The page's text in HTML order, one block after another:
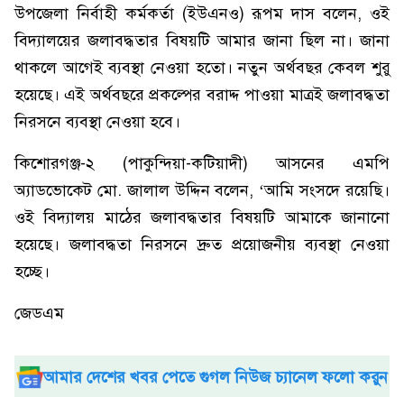
উপজেলা নির্বাহী কর্মকর্তা (ইউএনও) রূপম দাস বলেন, ওই
বিদ্যালয়ের জলাবদ্ধতার বিষয়টি আমার জানা ছিল না। জানা
থাকলে আগেই ব্যবস্থা নেওয়া হতো। নতুন অর্থবছর কেবল শুরু
হয়েছে। এই অর্থবছরে প্রকল্পের বরাদ্দ পাওয়া মাত্রই জলাবদ্ধতা
নিরসনে ব্যবস্থা নেওয়া হবে।
কিশোরগঞ্জ-২ (পাকুন্দিয়া-কটিয়াদী) আসনের এমপি
অ্যাডভোকেট মো. জালাল উদ্দিন বলেন, ‘আমি সংসদে রয়েছি।
ওই বিদ্যালয় মাঠের জলাবদ্ধতার বিষয়টি আমাকে জানানো
হয়েছে। জলাবদ্ধতা নিরসনে দ্রুত প্রয়োজনীয় ব্যবস্থা নেওয়া
হচ্ছে।
জেডএম
আমার দেশের খবর পেতে গুগল নিউজ চ্যানেল ফলো করুন